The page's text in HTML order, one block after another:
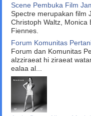
Scene Pembuka Film
Spectre merupakan film
Christoph Waltz, Monica
Fiennes.
Forum Komunitas
Forum dan Komunitas
alzziraeat hi ziraeat
ealaa al...